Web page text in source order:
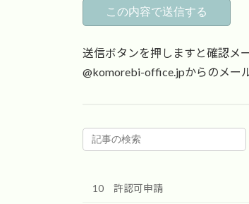
送信ボタンを押しますと確認メ
@komorebi-office.jpからのメー
10 許認可申請